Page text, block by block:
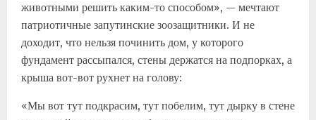
животными решить каким-то способом», — мечтают
патриотичные запутинские зоозащитники. И не
доходит, что нельзя починить дом, у которого
фундамент рассыпался, стены держатся на подпорках, а
крыша вот-вот рухнет на голову:
«Мы вот тут подкрасим, тут побелим, тут дырку в стене